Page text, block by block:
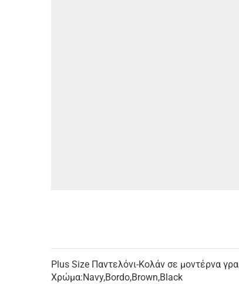
Plus Size Παντελόνι-Κολάν σε μοντέρνα
Χρώμα:Navy,Bordo,Brown,Black